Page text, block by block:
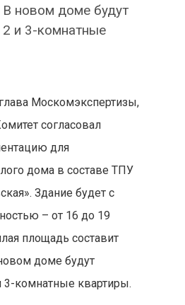
новом доме будут
2 и 3-комнатные
Москомэкспертизы,
согласовал
для
дома в составе ТПУ
Здание будет с
– от 16 до 19
площадь составит
доме будут
3-комнатные квартиры.